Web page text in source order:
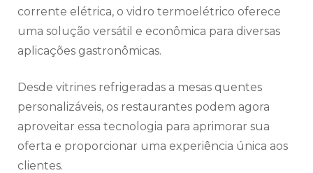
corrente elétrica, o vidro termoelétrico oferece
uma solução versátil e econômica para diversas
aplicações gastronômicas.
Desde vitrines refrigeradas a mesas quentes
personalizáveis, os restaurantes podem agora
aproveitar essa tecnologia para aprimorar sua
oferta e proporcionar uma experiência única aos
clientes.